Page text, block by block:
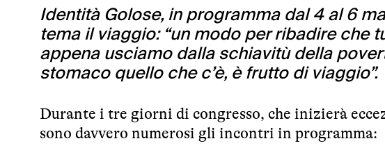
Identità Golose, in programma dal 4 al 6
tema il viaggio: “un modo per ribadire che
appena usciamo dalla schiavitù della
stomaco quello che c’è, è frutto di viaggio”.
Durante i tre giorni di congresso, che inizierà
sono davvero numerosi gli incontri in programma: